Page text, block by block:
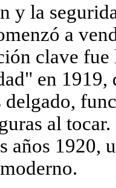
y la
a
clave
en 1919,
al
años 1920,